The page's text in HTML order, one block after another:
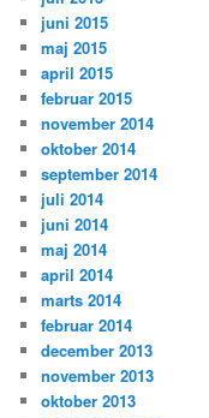
juni 2015
maj 2015
april 2015
februar 2015
november 2014
oktober 2014
september 2014
juli 2014
juni 2014
maj 2014
april 2014
marts 2014
februar 2014
december 2013
november 2013
oktober 2013